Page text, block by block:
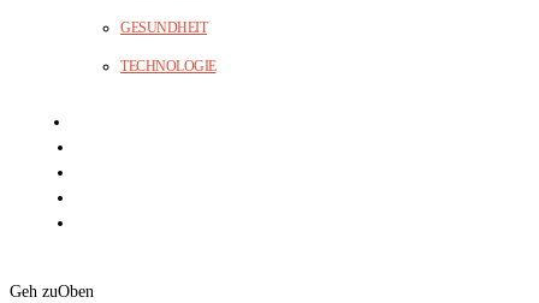
GESUNDHEIT
TECHNOLOGIE
Geh zuOben